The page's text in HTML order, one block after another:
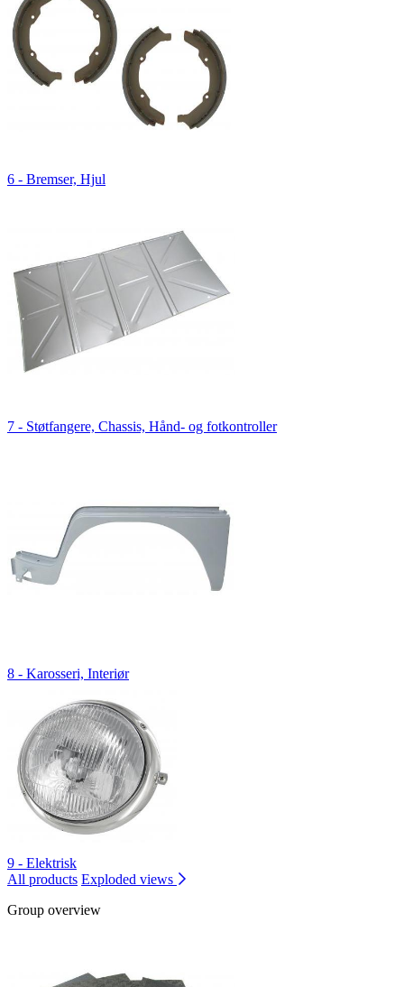
6 - Bremser, Hjul
7 - Støtfangere, Chassis, Hånd- og fotkontroller
8 - Karosseri, Interiør
9 - Elektrisk
All products Exploded views
Group overview